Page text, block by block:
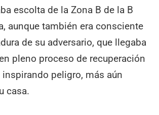
escolta de la Zona B de la B
aunque también era consciente
de su adversario, que llegaba
pleno proceso de recuperación
peligro, más aún
casa.